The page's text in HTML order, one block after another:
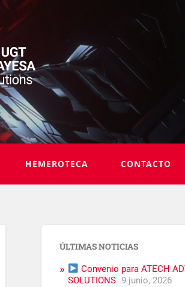
HEMEROTECA CONTACTO
ÚLTIMAS NOTICIAS
Convenio para ATECH
SOLUTIONS 9 junio, 2026